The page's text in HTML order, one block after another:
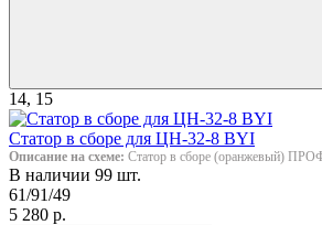
14, 15
Статор в сборе для ЦН-32-8 BYI
Описание на схеме: Статор в сборе (оранжевый)
В наличии 99 шт.
61/91/49
5 280 р.